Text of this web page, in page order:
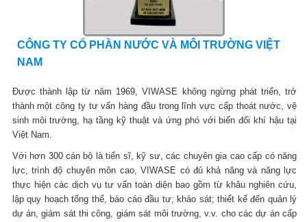
CÔNG TY CỔ PHẦN NƯỚC VÀ MÔI TRƯỜNG VIỆT
NAM
Được thành lập từ năm 1969, VIWASE không ngừng phát triển, trở
thành một công ty tư vấn hàng đầu trong lĩnh vực cấp thoát nước, vệ
sinh môi trường, hạ tầng kỹ thuật và ứng phó với biến đổi khí hậu tại
Việt Nam.
Với hơn 300 cán bộ là tiến sĩ, kỹ sư, các chuyên gia cao cấp có năng
lực, trình độ chuyên môn cao, VIWASE có đủ khả năng và năng lực
thực hiện các dịch vụ tư vấn toàn diện bao gồm từ khâu nghiên cứu,
lập quy hoạch tổng thể, báo cáo đầu tư; khảo sát; thiết kế đến quản lý
dự án, giám sát thi công, giám sát môi trường, v.v. cho các dự án cấp